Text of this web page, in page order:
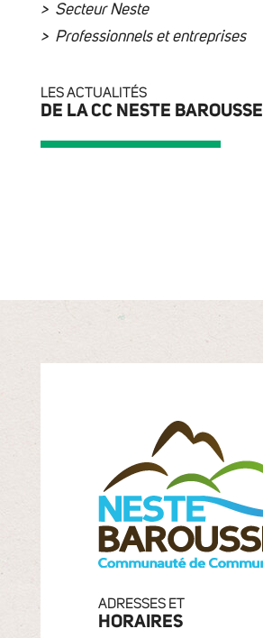
Secteur Neste
Professionnels et entreprises
LES ACTUALITÉS
DE LA CC NESTE BAROUSSE
ADRESSES ET
HORAIRES